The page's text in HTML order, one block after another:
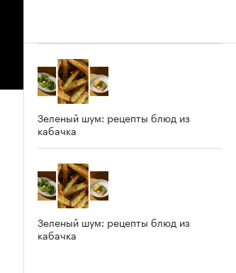
Зеленый шум: рецепты блюд из
кабачка
Зеленый шум: рецепты блюд из
кабачка